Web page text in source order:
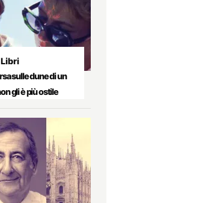
Libri
sulle dune di un
gli è più ostile